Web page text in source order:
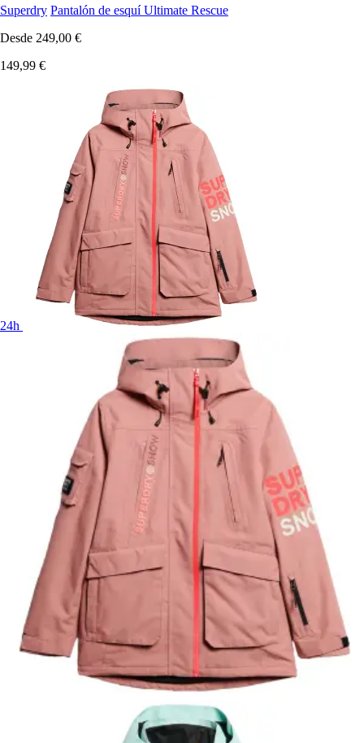
Superdry Pantalón de esquí Ultimate Rescue
Desde 249,00 €
149,99 €
24h